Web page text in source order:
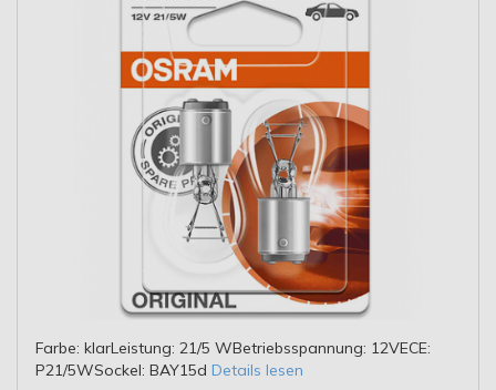
Farbe: klarLeistung: 21/5 WBetriebsspannung: 12VECE:
P21/5WSockel: BAY15d Details lesen